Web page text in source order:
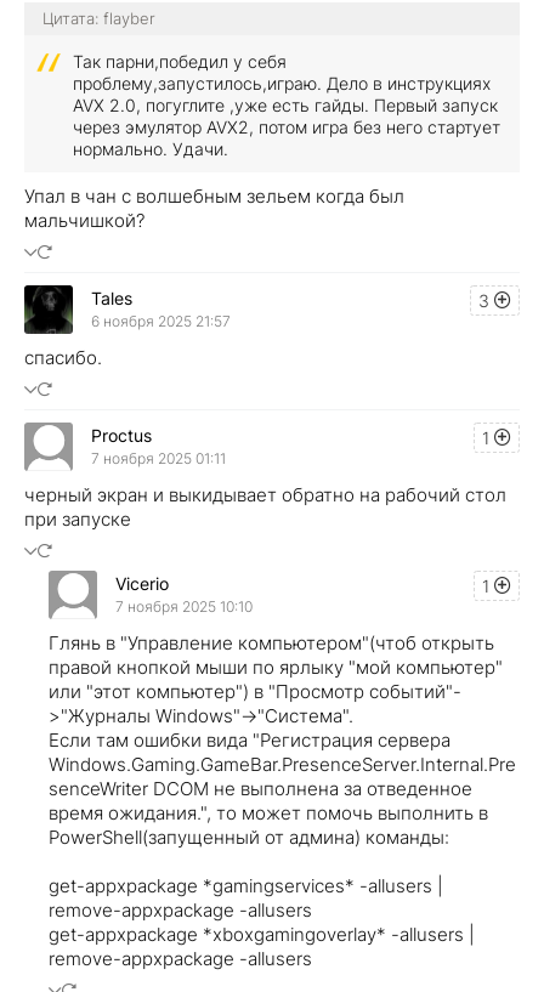
Цитата: flayber
Так парни,победил у себя
проблему,запустилось,играю. Дело в инструкциях
AVX 2.0, погуглите ,уже есть гайды. Первый запуск
через эмулятор AVX2, потом игра без него стартует
нормально. Удачи.
Упал в чан с волшебным зельем когда был
мальчишкой?
3
Tales
6 ноября 2025 21:57
спасибо.
1
Proctus
7 ноября 2025 01:11
черный экран и выкидывает обратно на рабочий стол
при запуске
1
Vicerio
7 ноября 2025 10:10
Глянь в "Управление компьютером"(чтоб открыть
правой кнопкой мыши по ярлыку "мой компьютер"
или "этот компьютер") в "Просмотр событий"-
>"Журналы Windows"->"Система".
Если там ошибки вида "Регистрация сервера
Windows.Gaming.GameBar.PresenceServer.Internal.Pre
senceWriter DCOM не выполнена за отведенное
время ожидания.", то может помочь выполнить в
PowerShell(запущенный от админа) команды:
get-appxpackage *gamingservices* -allusers |
remove-appxpackage -allusers
get-appxpackage *xboxgamingoverlay* -allusers |
remove-appxpackage -allusers